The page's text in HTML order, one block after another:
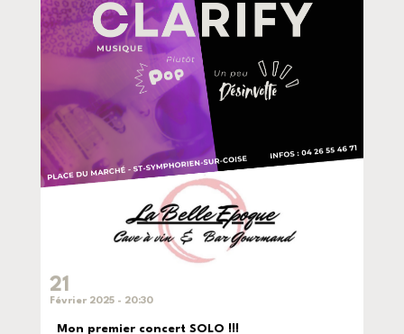
21
Février 2025 - 20:30
Mon premier concert SOLO !!!